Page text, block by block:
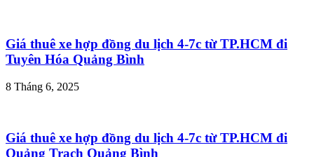
Giá thuê xe hợp đồng du lịch 4-7c từ TP.HCM đi
Tuyên Hóa Quảng Bình
8 Tháng 6, 2025
Giá thuê xe hợp đồng du lịch 4-7c từ TP.HCM đi
Quảng Trạch Quảng Bình